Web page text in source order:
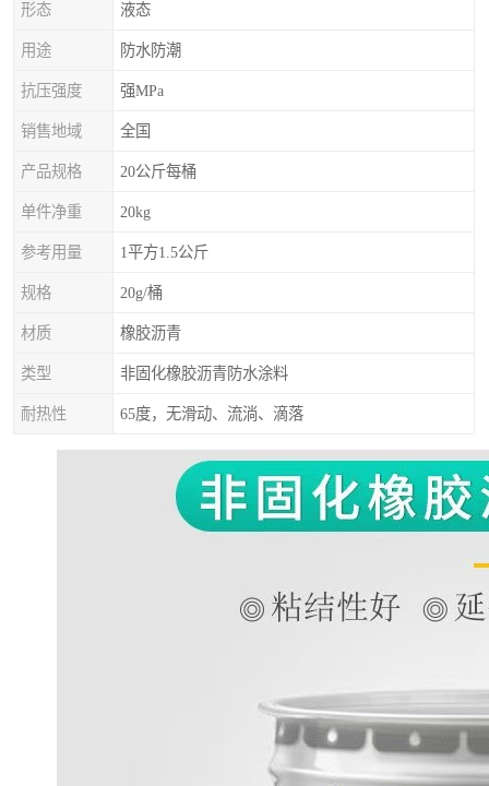
形态 液态
用途 防水防潮
抗压强度 强MPa
销售地域 全国
产品规格 20公斤每桶
单件净重 20kg
参考用量 1平方1.5公斤
规格 20g/桶
材质 橡胶沥青
类型 非固化橡胶沥青防水涂料
耐热性 65度，无滑动、流淌、滴落